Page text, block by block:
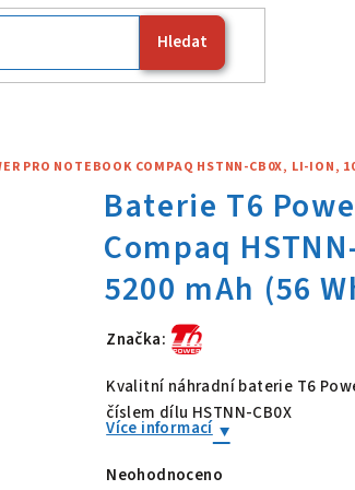
Hledat
PRO NOTEBOOK COMPAQ HSTNN-CB0X, LI-ION,
Značka:
Baterie T6
Kvalitní náhradní baterie T6
číslem dílu HSTNN-CB0X
Více informací
Průměrné
Neohodnoceno